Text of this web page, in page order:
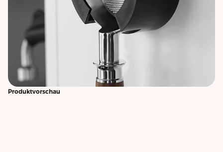
Produktvorschau